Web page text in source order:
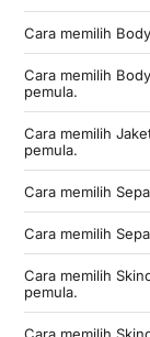
Cara memilih
Cara memilih
pemula.
Cara memilih
pemula.
Cara memilih
Cara memilih
Cara memilih
pemula.
Cara memilih